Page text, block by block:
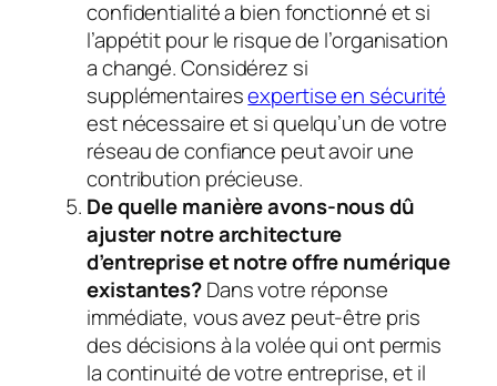
confidentialité a bien fonctionné et si
l’appétit pour le risque de l’organisation
a changé. Considérez si
supplémentairesexpertise en sécurité
est nécessaire et si quelqu’un de votre
réseau de confiance peut avoir une
contribution précieuse.
De quelle manière avons-nous dû
ajuster notre architecture
d’entreprise et notre offre numérique
existantes?Dans votre réponse
immédiate, vous avez peut-être pris
des décisions à la volée qui ont permis
la continuité de votre entreprise, et il